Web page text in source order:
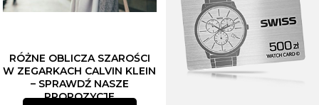
RÓŻNE OBLICZA SZAROŚCI
W ZEGARKACH CALVIN KLEIN
– SPRAWDŹ NASZE
PROPOZYCJE